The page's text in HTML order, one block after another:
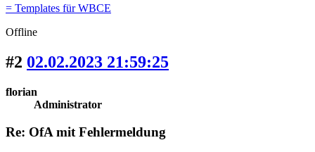
= Templates für WBCE
Offline
#2 02.02.2023 21:59:25
florian
Administrator
Re: OfA mit Fehlermeldung